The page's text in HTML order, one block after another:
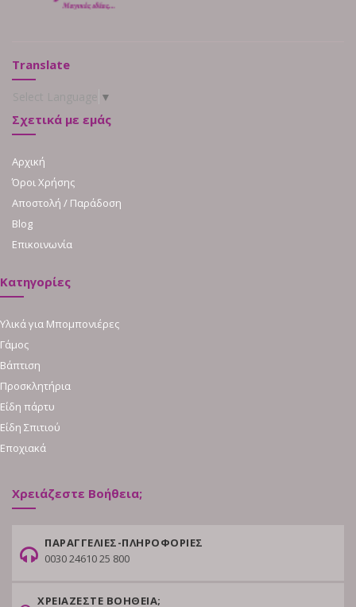
Translate
▼
Σχετικά με εμάς
Αρχική
Όροι Χρήσης
Αποστολή / Παράδοση
Blog
Επικοινωνία
Κατηγορίες
Υλικά για Μπομπονιέρες
Γάμος
Βάπτιση
Προσκλητήρια
Είδη πάρτυ
Είδη Σπιτιού
Εποχιακά
Χρειάζεστε Βοήθεια;
ΠΑΡΑΓΓΕΛΙΕΣ-ΠΛΗΡΟΦΟΡΙΕΣ
0030 24610 25 800
ΧΡΕΙΑΖΕΣΤΕ ΒΟΗΘΕΙΑ;